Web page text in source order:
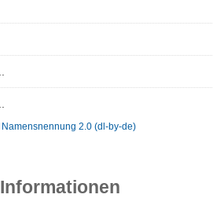
2.0 (dl-by-de)